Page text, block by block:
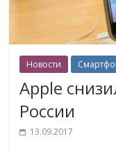
Новости
Apple
России
13.09.2017